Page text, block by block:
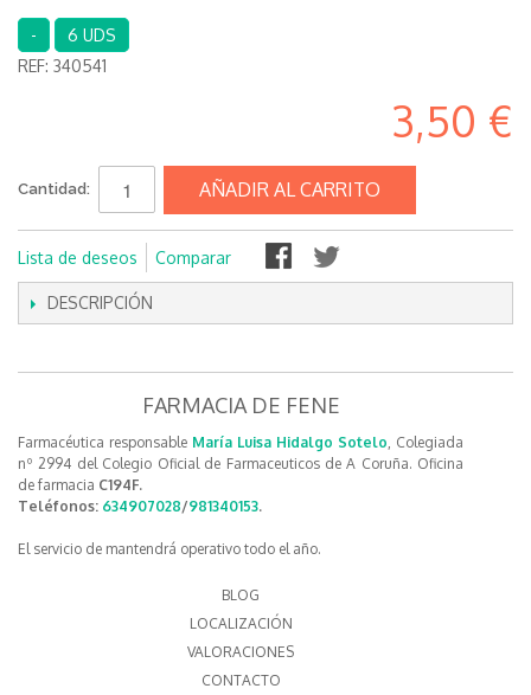
-
6 UDS
REF: 340541
3,50 €
Cantidad: AÑADIR AL CARRITO
Lista de deseos Comparar
DESCRIPCIÓN
FARMACIA DE FENE
Farmacéutica responsable María Luisa Hidalgo Sotelo, Colegiada
nº 2994 del Colegio Oficial de Farmaceuticos de A Coruña. Oficina
de farmacia C194F.
Teléfonos: 634907028/981340153.
El servicio de mantendrá operativo todo el año.
BLOG
LOCALIZACIÓN
VALORACIONES
CONTACTO